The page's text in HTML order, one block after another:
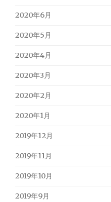
2020年6月
2020年5月
2020年4月
2020年3月
2020年2月
2020年1月
2019年12月
2019年11月
2019年10月
2019年9月